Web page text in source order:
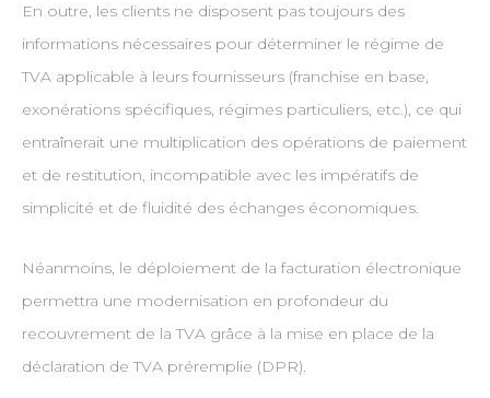
En outre, les clients ne disposent pas toujours des
informations nécessaires pour déterminer le régime de
TVA applicable à leurs fournisseurs (franchise en base,
exonérations spécifiques, régimes particuliers, etc.), ce qui
entraînerait une multiplication des opérations de paiement
et de restitution, incompatible avec les impératifs de
simplicité et de fluidité des échanges économiques.
Néanmoins, le déploiement de la facturation électronique
permettra une modernisation en profondeur du
recouvrement de la TVA grâce à la mise en place de la
déclaration de TVA préremplie (DPR).